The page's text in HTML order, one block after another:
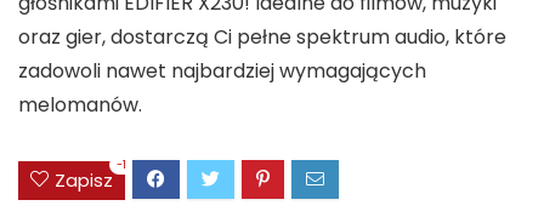
oraz gier, dostarczą Ci pełne spektrum audio, które
zadowoli nawet najbardziej wymagających
melomanów.
Zapisz
-1